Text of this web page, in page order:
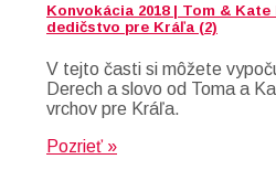
Konvokácia 2018 | Tom &
dedičstvo pre Kráľa (2)
V tejto časti si môžete
Derech a slovo od Toma a
vrchov pre Kráľa.
Pozrieť »